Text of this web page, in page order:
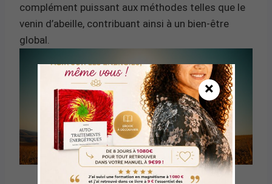
complément puissant aux méthodes telles que le
venin d’abeille, contribuant ainsi à un bien-être
global.
×